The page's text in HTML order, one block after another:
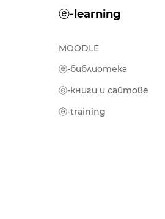
ⓔ-learning
MOODLE
ⓔ-библиотека
ⓔ-книги и сайтове
ⓔ-training